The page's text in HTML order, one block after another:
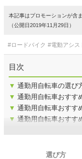
本記事はプロモーションが含
（公開日2019年11月29日）
#ロードバイク #電動アシス
目次
▼ 通勤用自転車の選び
▼ 通勤用自転車おすす
▼ 通勤用自転車おすす
▼ 通勤用自転車おすす
選び方